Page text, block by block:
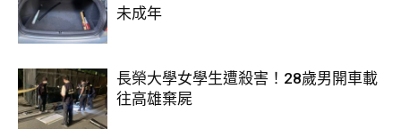
未成年
長榮大學女學生遭殺害！28歲男開車載
往高雄棄屍